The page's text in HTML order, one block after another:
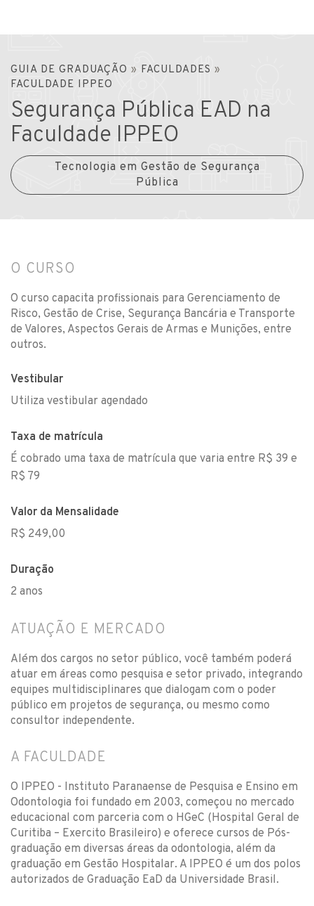
GUIA DE GRADUAÇÃO » FACULDADES »
FACULDADE IPPEO
Segurança Pública EAD na
Faculdade IPPEO
Tecnologia em Gestão de Segurança
Pública
O CURSO
O curso capacita profissionais para Gerenciamento de
Risco, Gestão de Crise, Segurança Bancária e Transporte
de Valores, Aspectos Gerais de Armas e Munições, entre
outros.
Vestibular
Utiliza vestibular agendado
Taxa de matrícula
É cobrado uma taxa de matrícula que varia entre R$ 39 e
R$ 79
Valor da Mensalidade
R$ 249,00
Duração
2 anos
ATUAÇÃO E MERCADO
Além dos cargos no setor público, você também poderá
atuar em áreas como pesquisa e setor privado, integrando
equipes multidisciplinares que dialogam com o poder
público em projetos de segurança, ou mesmo como
consultor independente.
A FACULDADE
O IPPEO - Instituto Paranaense de Pesquisa e Ensino em
Odontologia foi fundado em 2003, começou no mercado
educacional com parceria com o HGeC (Hospital Geral de
Curitiba – Exercito Brasileiro) e oferece cursos de Pós-
graduação em diversas áreas da odontologia, além da
graduação em Gestão Hospitalar. A IPPEO é um dos polos
autorizados de Graduação EaD da Universidade Brasil.